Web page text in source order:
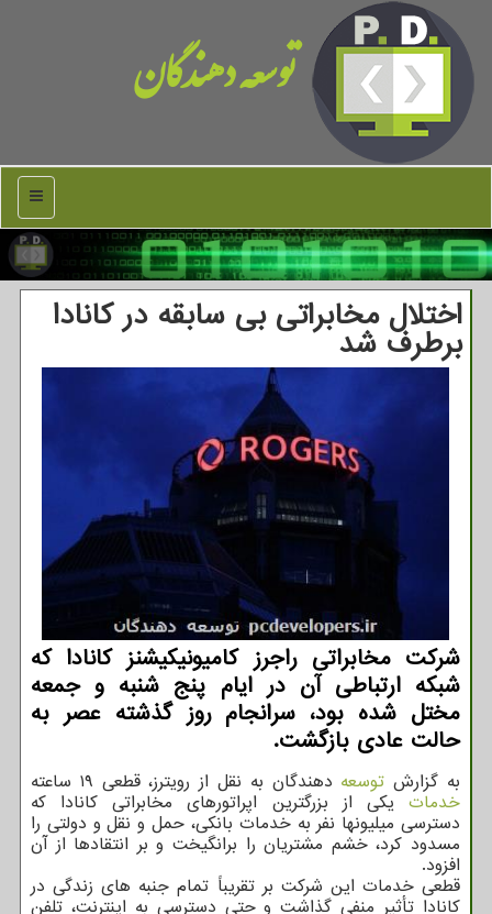
توسعه دهندگان
منو
اختلال مخابراتی بی سابقه در کانادا
برطرف شد
شرکت مخابراتی راجرز کامیونیکیشنز کانادا که
شبکه ارتباطی آن در ایام پنج شنبه و جمعه
مختل شده بود، سرانجام روز گذشته عصر به
حالت عادی بازگشت.
به گزارش توسعه دهندگان به نقل از رویترز، قطعی ۱۹ ساعته
خدمات یکی از بزرگترین اپراتورهای مخابراتی کانادا که
دسترسی میلیونها نفر به خدمات بانکی، حمل و نقل و دولتی را
مسدود کرد، خشم مشتریان را برانگیخت و بر انتقادها از آن
افزود.
قطعی خدمات این شرکت بر تقریباً تمام جنبه های زندگی در
کانادا تأثیر منفی گذاشت و حتی دسترسی به اینترنت، تلفن